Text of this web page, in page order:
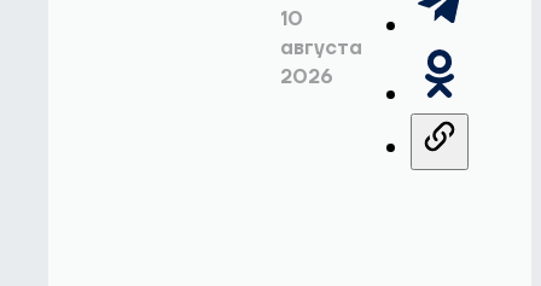
10
августа
2026